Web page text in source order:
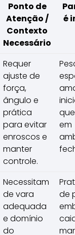
Ponto de
Atenção /
Contexto
Necessário
é
Requer
ajuste de
força,
ângulo e
prática
para evitar
enroscos e
manter
controle.
em
Necessitam
de vara
adequada
e domínio
do
de